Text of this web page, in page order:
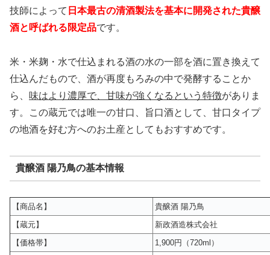
技師によって 日本最古の清酒製法を基本に開発された貴醸
酒と呼ばれる限定品です。
米・米麹・水で仕込まれる酒の水の一部を酒に置き換えて
仕込んだもので、酒が再度もろみの中で発酵することか
ら、 味はより濃厚で、甘味が強くなるという特徴がありま
す。この蔵元では唯一の甘口、旨口酒として、甘口タイプ
の地酒を好む方へのお土産としてもおすすめです。
貴醸酒 陽乃鳥の基本情報
【商品名】
貴醸酒 陽乃鳥
【蔵元】
新政酒造株式会社
【価格帯】
1,900円（720ml）